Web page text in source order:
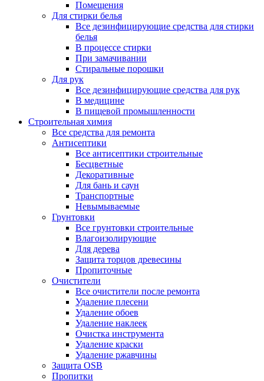
Помещения
Для стирки белья
Все дезинфицирующие средства для стирки
белья
В процессе стирки
При замачивании
Стиральные порошки
Для рук
Все дезинфицирующие средства для рук
В медицине
В пищевой промышленности
Строительная химия
Все средства для ремонта
Антисептики
Все антисептики строительные
Бесцветные
Декоративные
Для бань и саун
Транспортные
Невымываемые
Грунтовки
Все грунтовки строительные
Влагоизолирующие
Для дерева
Защита торцов древесины
Пропиточные
Очистители
Все очистители после ремонта
Удаление плесени
Удаление обоев
Удаление наклеек
Очистка инструмента
Удаление краски
Удаление ржавчины
Защита OSB
Пропитки